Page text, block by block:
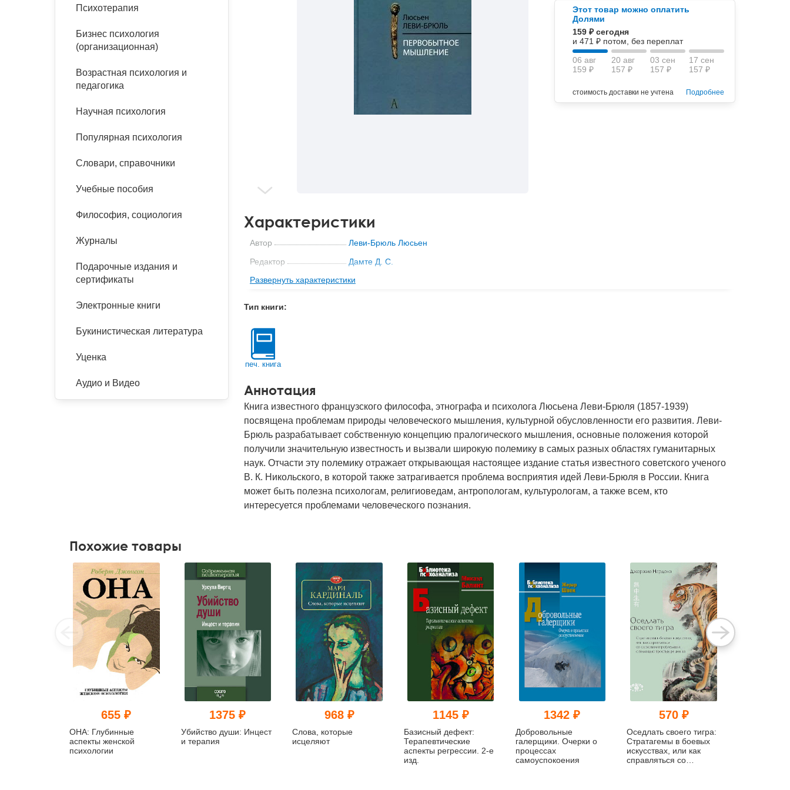
панические атаки
Психодрама
Сказкотерапия
психотерапии
Классический, эриксоновский
эргономика
Социальная психология
Психология развития
организационная психология
психоанализ
Этот товар можно оплатить
Долями
159 ₽ сегодня
и 471 ₽ потом, без переплат
06 авг
159 ₽
20 авг
157 ₽
03 сен
157 ₽
17 сен
157 ₽
стоимость доставки не учтена Подробнее
Характеристики
Автор
Леви-Брюль Люсьен
Редактор
Дамте Д. С.
Переводчик
Шаревская Б. И.
Формат книги
Вес
Кол-во стр
Год
2020
ISBN
978-5-8291-2423-6
Код
21691
Развернуть характеристики
Тип книги:
печ. книга
Аннотация
Книга известного французского философа, этнографа и психолога Люсьена Леви-Брюля (1857-1939)
посвящена проблемам природы человеческого мышления, культурной обусловленности его развития. Леви-
Брюль разрабатывает собственную концепцию пралогического мышления, основные положения которой
получили значительную известность и вызвали широкую полемику в самых разных областях гуманитарных
наук. Отчасти эту полемику отражает открывающая настоящее издание статья известного советского ученого
В. К. Никольского, в которой также затрагивается проблема восприятия идей Леви-Брюля в России. Книга
может быть полезна психологам, религиоведам, антропологам, культурологам, а также всем, кто
интересуется проблемами человеческого познания.
Психотерапия
Бизнес психология
(организационная)
Возрастная психология и
педагогика
Научная психология
Популярная психология
Словари, справочники
Учебные пособия
Философия, социология
Журналы
Подарочные издания и
сертификаты
Электронные книги
Букинистическая литература
Уценка
Аудио и Видео
Похожие товары
655 ₽
ОНА: Глубинные
аспекты женской
психологии
1375 ₽
Убийство души: Инцест
и терапия
968 ₽
Слова, которые
исцеляют
1145 ₽
Базисный дефект:
Терапевтические
аспекты регрессии. 2-е
изд.
1342 ₽
Добровольные
галерщики. Очерки о
процессах
самоуспокоения
570 ₽
Оседлать своего тигра:
Cтратагемы в боевых
искусствах, или как
справляться со